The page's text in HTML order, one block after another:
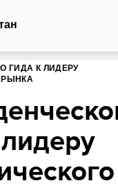
ГИДА К ЛИДЕРУ
РЫНКА